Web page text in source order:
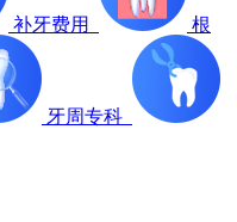
补牙费用 根
牙周专科